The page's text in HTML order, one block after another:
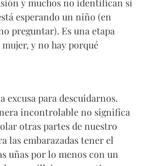
y muchos no identifican si
esperando un niño (en
preguntar). Es una etapa
y no hay porqué
excusa para descuidarnos.
incontrolable no significa
otras partes de nuestro
las embarazadas tener el
uñas por lo menos con un